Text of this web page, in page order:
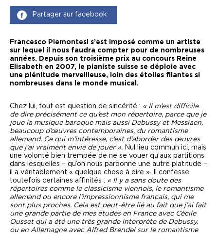
Partager sur facebook
Francesco Piemontesi s’est imposé comme un artiste
sur lequel il nous faudra compter pour de nombreuses
années. Depuis son troisième prix au concours Reine
Elisabeth en 2007, le pianiste suisse se déploie avec
une plénitude merveilleuse, loin des étoiles filantes si
nombreuses dans le monde musical.
Chez lui, tout est question de sincérité : « Il m’est difficile
de dire précisément ce qu’est mon répertoire, parce que je
joue la musique baroque mais aussi Debussy et Messiaen,
beaucoup d’œuvres contemporaines, du romantisme
allemand. Ce qui m’intéresse, c’est d’aborder des œuvres
que j’ai vraiment envie de jouer ». Nul lieu commun ici, mais
une volonté bien trempée de ne se vouer qu’aux partitions
dans lesquelles – qu’on nous pardonne une autre platitude –
il a véritablement « quelque chose à dire ». Il confesse
toutefois certaines affinités : « Il y a sans doute des
répertoires comme le classicisme viennois, le romantisme
allemand ou encore l’impressionnisme français, qui me
sont plus proches. Cela est peut-être lié au fait que j’ai fait
une grande partie de mes études en France avec Cécile
Ousset qui a été une très grande interprète de Debussy,
ou en Allemagne avec Alfred Brendel sur le romantisme